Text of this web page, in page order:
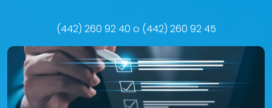
(442) 260 92 40 o (442) 260 92 45